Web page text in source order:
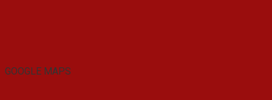
GOOGLE MAPS